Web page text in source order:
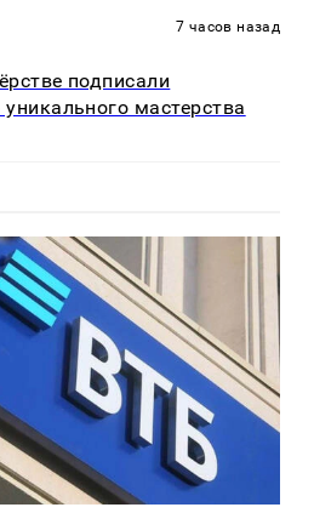
7 часов назад
подписали
мастерства